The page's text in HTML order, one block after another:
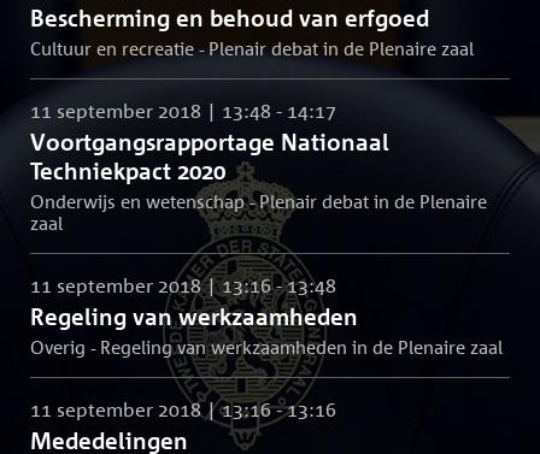
Bescherming en behoud van erfgoed
Cultuur en recreatie - Plenair debat in de Plenaire zaal
Voortgangsrapportage Nationaal
Techniekpact 2020
11 september 2018 | 13:48 - 14:17
Onderwijs en wetenschap - Plenair debat in de Plenaire
zaal
Regeling van werkzaamheden
11 september 2018 | 13:16 - 13:48
Overig - Regeling van werkzaamheden in de Plenaire zaal
Mededelingen
11 september 2018 | 13:16 - 13:16